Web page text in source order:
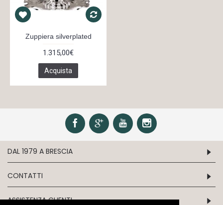
Zuppiera silverplated
1.315,00€
Acquista
DAL 1979 A BRESCIA
CONTATTI
ASSISTENZA CLIENTI